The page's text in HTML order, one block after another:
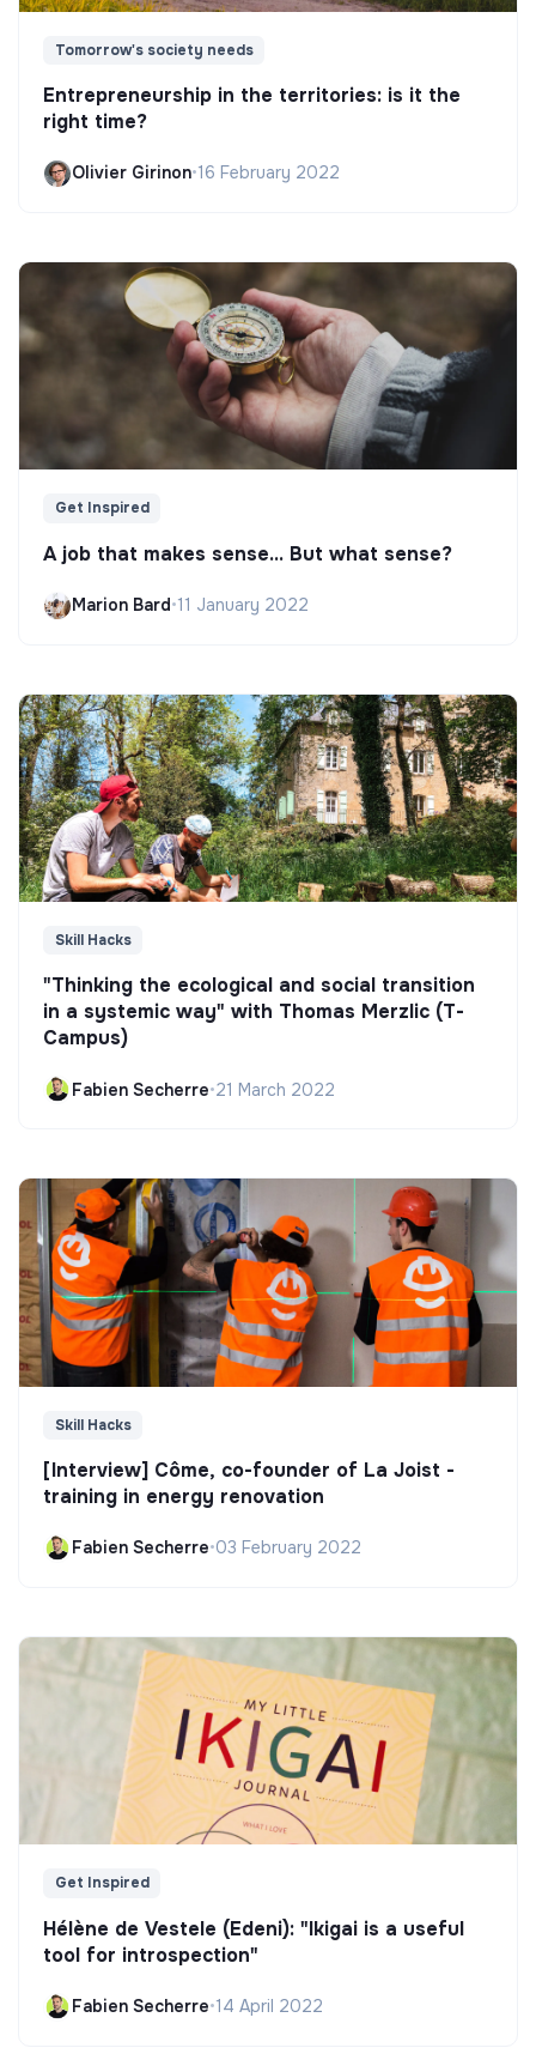
Tomorrow's society needs
Entrepreneurship in the territories: is it the
right time?
Olivier Girinon•16 February 2022
Get Inspired
A job that makes sense... But what sense?
Marion Bard•11 January 2022
Skill Hacks
"Thinking the ecological and social transition
in a systemic way" with Thomas Merzlic (T-
Campus)
Fabien Secherre•21 March 2022
Skill Hacks
[Interview] Côme, co-founder of La Joist -
training in energy renovation
Fabien Secherre•03 February 2022
Get Inspired
Hélène de Vestele (Edeni): "Ikigai is a useful
tool for introspection"
Fabien Secherre•14 April 2022